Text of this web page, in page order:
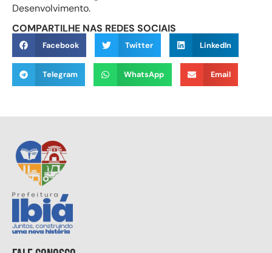
Desenvolvimento.
COMPARTILHE NAS REDES SOCIAIS
Facebook Twitter LinkedIn
Telegram WhatsApp Email